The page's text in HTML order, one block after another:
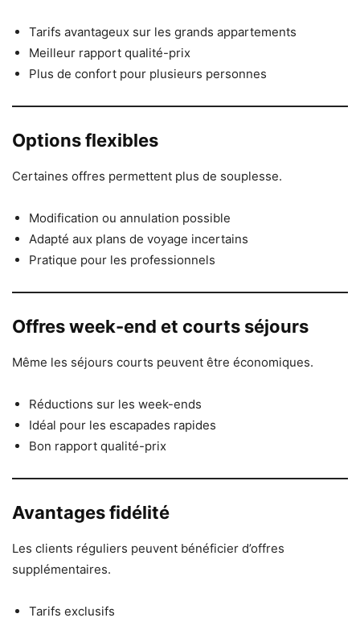
Tarifs avantageux sur les grands appartements
Meilleur rapport qualité-prix
Plus de confort pour plusieurs personnes
Options flexibles
Certaines offres permettent plus de souplesse.
Modification ou annulation possible
Adapté aux plans de voyage incertains
Pratique pour les professionnels
Offres week-end et courts séjours
Même les séjours courts peuvent être économiques.
Réductions sur les week-ends
Idéal pour les escapades rapides
Bon rapport qualité-prix
Avantages fidélité
Les clients réguliers peuvent bénéficier d’offres
supplémentaires.
Tarifs exclusifs